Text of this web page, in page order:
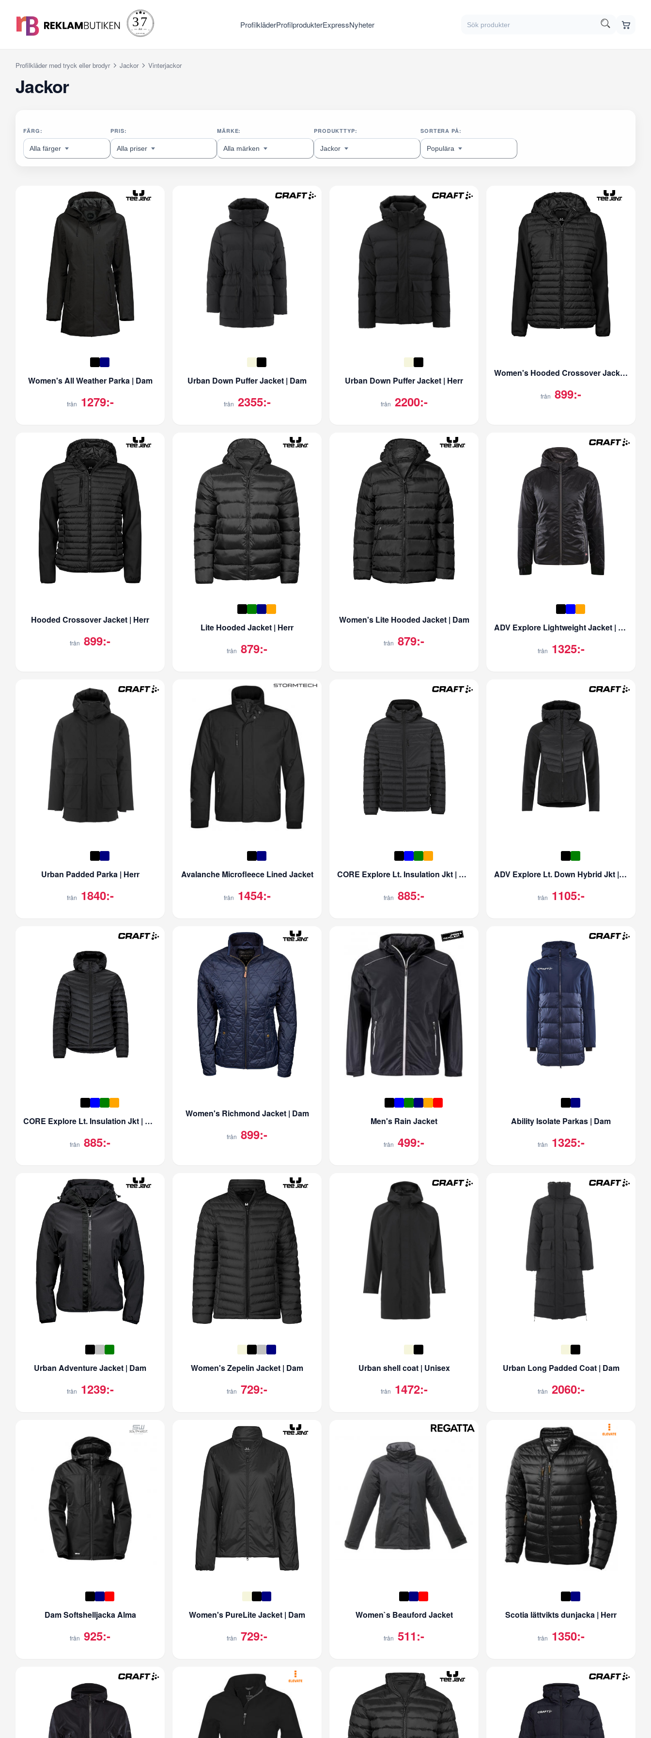
ProfilkläderProfilprodukterExpressNyheter
Profilkläder med tryck eller brodyr Jackor Vinterjackor
Jackor
FÄRG:
Alla färger
PRIS:
Alla priser
MÄRKE:
Alla märken
PRODUKTTYP:
Jackor
SORTERA PÅ:
Populära
Women's All Weather Parka | Dam
från 1279:-
Urban Down Puffer Jacket | Dam
från 2355:-
Urban Down Puffer Jacket | Herr
från 2200:-
Women's Hooded Crossover Jacket | Dam
från 899:-
Hooded Crossover Jacket | Herr
från 899:-
Lite Hooded Jacket | Herr
från 879:-
Women's Lite Hooded Jacket | Dam
från 879:-
ADV Explore Lightweight Jacket | Herr
från 1325:-
Urban Padded Parka | Herr
från 1840:-
Avalanche Microfleece Lined Jacket
från 1454:-
CORE Explore Lt. Insulation Jkt | Herr
från 885:-
ADV Explore Lt. Down Hybrid Jkt | Dam
från 1105:-
CORE Explore Lt. Insulation Jkt | Dam
från 885:-
Women's Richmond Jacket | Dam
från 899:-
Men's Rain Jacket
från 499:-
Ability Isolate Parkas | Dam
från 1325:-
Urban Adventure Jacket | Dam
från 1239:-
Women's Zepelin Jacket | Dam
från 729:-
Urban shell coat | Unisex
från 1472:-
Urban Long Padded Coat | Dam
från 2060:-
Dam Softshelljacka Alma
från 925:-
Women's PureLite Jacket | Dam
från 729:-
Women`s Beauford Jacket
från 511:-
Scotia lättvikts dunjacka | Herr
från 1350:-